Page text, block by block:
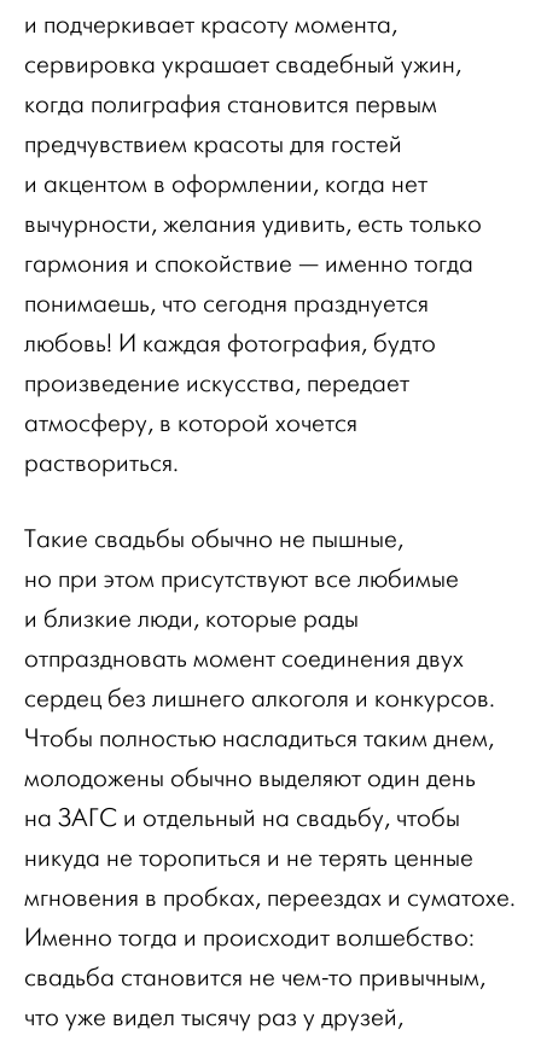
и подчеркивает красоту момента,
сервировка украшает свадебный ужин,
когда полиграфия становится первым
предчувствием красоты для гостей
и акцентом в оформлении, когда нет
вычурности, желания удивить, есть только
гармония и спокойствие — именно тогда
понимаешь, что сегодня празднуется
любовь! И каждая фотография, будто
произведение искусства, передает
атмосферу, в которой хочется
раствориться.
Такие свадьбы обычно не пышные,
но при этом присутствуют все любимые
и близкие люди, которые рады
отпраздновать момент соединения двух
сердец без лишнего алкоголя и конкурсов.
Чтобы полностью насладиться таким днем,
молодожены обычно выделяют один день
на ЗАГС и отдельный на свадьбу, чтобы
никуда не торопиться и не терять ценные
мгновения в пробках, переездах и суматохе.
Именно тогда и происходит волшебство:
свадьба становится не чем-то привычным,
что уже видел тысячу раз у друзей,